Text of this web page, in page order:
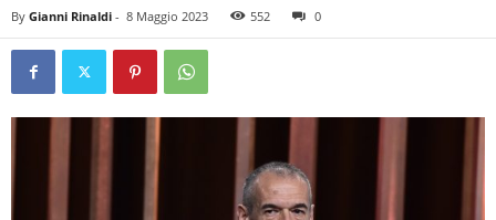
By Gianni Rinaldi - 8 Maggio 2023 552 0